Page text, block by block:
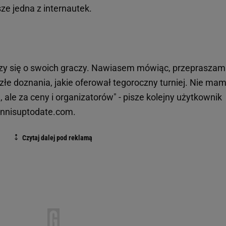
jedna z internautek.
się o swoich graczy. Nawiasem mówiąc, przepraszam
doznania, jakie oferował tegoroczny turniej. Nie
za ceny i organizatorów" - pisze kolejny użytkownik